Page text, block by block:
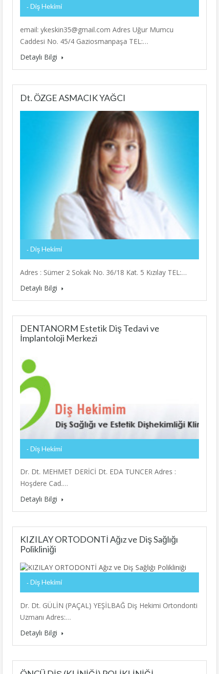
Diş Hekimi
email: ykeskin35@gmail.com Adres Uğur Mumcu
Caddesi No. 45/4 Gaziosmanpaşa TEL:…
Detaylı Bilgi
Dt. ÖZGE ASMACIK YAĞCI
Diş Hekimi
Adres : Sümer 2 Sokak No. 36/18 Kat. 5 Kızılay TEL:…
Detaylı Bilgi
DENTANORM Estetik Diş Tedavi ve
İmplantoloji Merkezi
Diş Hekimi
Dr. Dt. MEHMET DERİCİ Dt. EDA TUNCER Adres :
Hoşdere Cad.…
Detaylı Bilgi
KIZILAY ORTODONTİ Ağız ve Diş Sağlığı
Polikliniği
Diş Hekimi
Dr. Dt. GÜLİN (PAÇAL) YEŞİLBAĞ Diş Hekimi Ortondonti
Uzmanı Adres:…
Detaylı Bilgi